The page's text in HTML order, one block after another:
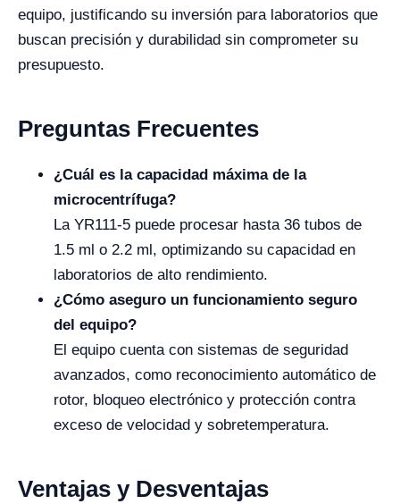
equipo, justificando su inversión para laboratorios que
buscan precisión y durabilidad sin comprometer su
presupuesto.
Preguntas Frecuentes
¿Cuál es la capacidad máxima de la
microcentrífuga?
La YR111-5 puede procesar hasta 36 tubos de
1.5 ml o 2.2 ml, optimizando su capacidad en
laboratorios de alto rendimiento.
¿Cómo aseguro un funcionamiento seguro
del equipo?
El equipo cuenta con sistemas de seguridad
avanzados, como reconocimiento automático de
rotor, bloqueo electrónico y protección contra
exceso de velocidad y sobretemperatura.
Ventajas y Desventajas